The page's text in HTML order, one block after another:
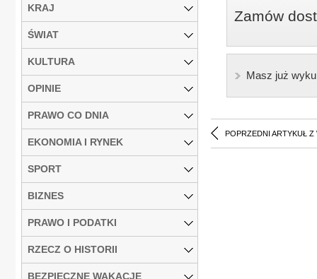
Zamów
Masz już
POPRZEDNI ARTYKUŁ Z
KRAJ
ŚWIAT
KULTURA
OPINIE
PRAWO CO DNIA
EKONOMIA I RYNEK
SPORT
BIZNES
PRAWO I PODATKI
RZECZ O HISTORII
BEZPIECZNE WAKACJE